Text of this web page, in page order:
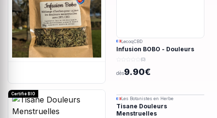
LecoqCBD
Infusion BOBO - Douleurs
menstruelles - 28g
(0)
dès9.90€
Certifié BIO
Les Botanistes en Herbe
Tisane Douleurs
Menstruelles